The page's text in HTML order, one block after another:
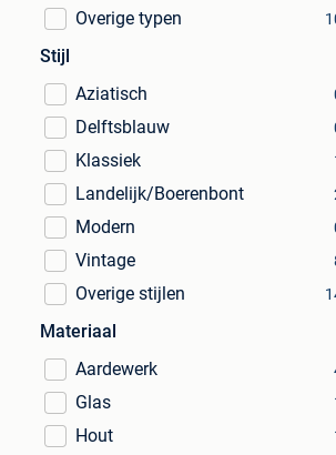
Overige typen
Stijl
Aziatisch
Delftsblauw
Klassiek
Landelijk/Boerenbont
Modern
Vintage
Overige stijlen
Materiaal
Aardewerk
Glas
Hout